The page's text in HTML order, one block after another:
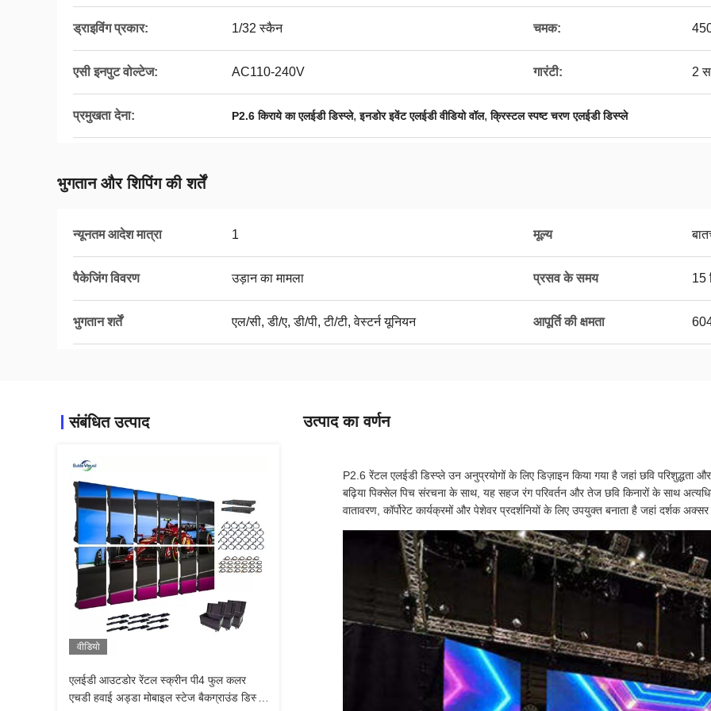
ड्राइविंग प्रकार: 1/32 स्कैन चमक:
एसी इनपुट वोल्टेज: AC110-240V गारंटी: 2
प्रमुखता देना: P2.6 किराये का एलईडी डिस्प्ले,इनडोर इवेंट एलईडी वीडियो वॉल,क्रिस्टल स्पष्ट चरण एलईडी डिस्प्ले
भुगतान और शिपिंग की शर्तें
न्यूनतम आदेश मात्रा 1 मूल्य
पैकेजिंग विवरण उड़ान का मामला प्रसव के समय 15
भुगतान शर्तें एल/सी, डी/ए, डी/पी, टी/टी, वेस्टर्न यूनियन आपूर्ति की क्षमता
संबंधित उत्पाद
वीडियो
एलईडी आउटडोर रेंटल स्क्रीन पी4 फुल कलर
एचडी हवाई अड्डा मोबाइल स्टेज बैकग्राउंड डिस्प्ले
उत्पाद का वर्णन
P2.6 रेंटल एलईडी डिस्प्ले उन अनुप्रयोगों के लिए डिज़ाइन किया गया है जहां छवि परिशुद्धता
बढ़िया पिक्सेल पिच संरचना के साथ, यह सहज रंग परिवर्तन और तेज छवि किनारों के साथ
वातावरण, कॉर्पोरेट कार्यक्रमों और पेशेवर प्रदर्शनियों के लिए उपयुक्त बनाता है जहां दर्शक